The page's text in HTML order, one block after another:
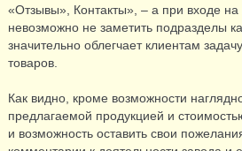
«Отзывы», Контакты», – а при входе на
невозможно не заметить подразделы
значительно облегчает клиентам
товаров.
Как видно, кроме возможности
предлагаемой продукцией и
и возможность оставить свои